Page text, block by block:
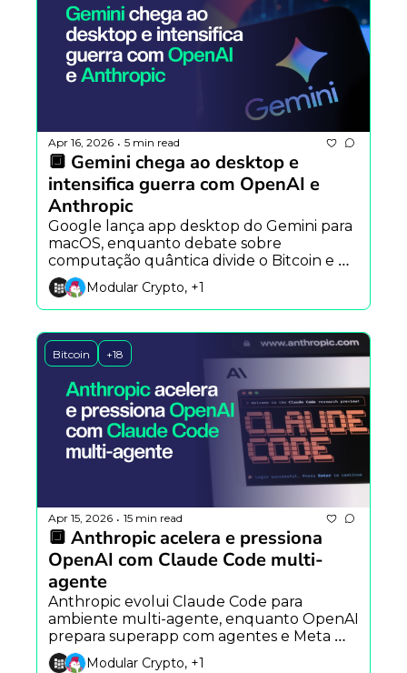
Apr 16, 2026 • 5 min read
🔲 Gemini chega ao desktop e
intensifica guerra com OpenAI e
Anthropic
Google lança app desktop do Gemini para
macOS, enquanto debate sobre
computação quântica divide o Bitcoin e
nova regra da Receita Federal do Brasil
amplia controle sobre criptomoedas.
Modular Crypto, +1
Bitcoin +18
Apr 15, 2026 • 15 min read
🔲 Anthropic acelera e pressiona
OpenAI com Claude Code multi-
agente
Anthropic evolui Claude Code para
ambiente multi-agente, enquanto OpenAI
prepara superapp com agentes e Meta
testa clone de IA de Mark Zuckerberg.
Modular Crypto, +1